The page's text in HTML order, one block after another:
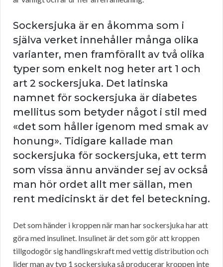
Sockersjuka är en åkomma som i
själva verket innehåller många olika
varianter, men framförallt av två olika
typer som enkelt nog heter art 1 och
art 2 sockersjuka. Det latinska
namnet för sockersjuka är diabetes
mellitus som betyder något i stil med
«det som håller igenom med smak av
honung». Tidigare kallade man
sockersjuka för sockersjuka, ett term
som vissa ännu använder sej av också
man hör ordet allt mer sällan, men
rent medicinskt är det fel beteckning.
Det som händer i kroppen när man har sockersjuka har att
göra med insulinet. Insulinet är det som gör att kroppen
tillgodogör sig handlingskraft med vettig distribution och
lider man av typ 1 sockersjuka så producerar kroppen inte